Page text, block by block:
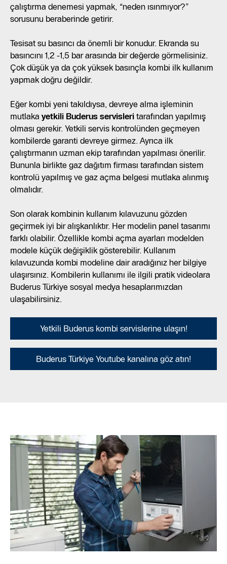
çalıştırma denemesi yapmak, “neden ısınmıyor?”
sorusunu beraberinde getirir.
Tesisat su basıncı da önemli bir konudur. Ekranda su
basıncını 1,2 -1,5 bar arasında bir değerde görmelisiniz.
Çok düşük ya da çok yüksek basınçla kombi ilk kullanım
yapmak doğru değildir.
Eğer kombi yeni takıldıysa, devreye alma işleminin
mutlakayetkili Buderus servisleri tarafından yapılmış
olması gerekir. Yetkili servis kontrolünden geçmeyen
kombilerde garanti devreye girmez. Ayrıca ilk
çalıştırmanın uzman ekip tarafından yapılması önerilir.
Bununla birlikte gaz dağıtım firması tarafından sistem
kontrolü yapılmış ve gaz açma belgesi mutlaka alınmış
olmalıdır.
Son olarak kombinin kullanım kılavuzunu gözden
geçirmek iyi bir alışkanlıktır. Her modelin panel tasarımı
farklı olabilir. Özellikle kombi açma ayarları modelden
modele küçük değişiklik gösterebilir. Kullanım
kılavuzunda kombi modeline dair aradığınız her bilgiye
ulaşırsınız. Kombilerin kullanımı ile ilgili pratik videolara
Buderus Türkiye sosyal medya hesaplarımızdan
ulaşabilirsiniz.
Yetkili Buderus kombi servislerine ulaşın!
Buderus Türkiye Youtube kanalına göz atın!